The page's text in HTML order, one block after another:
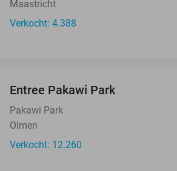
Maastricht
Verkocht: 4.388
Entree Pakawi Park
Pakawi Park
Olmen
Verkocht: 12.260